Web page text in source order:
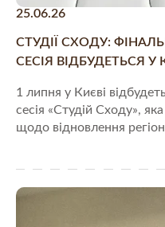
25.06.26
СТУДІЇ СХОДУ:
СЕСІЯ ВІДБУДЕТЬСЯ У
1 липня у Києві
сесія «Студій Сходу»,
щодо відновлення